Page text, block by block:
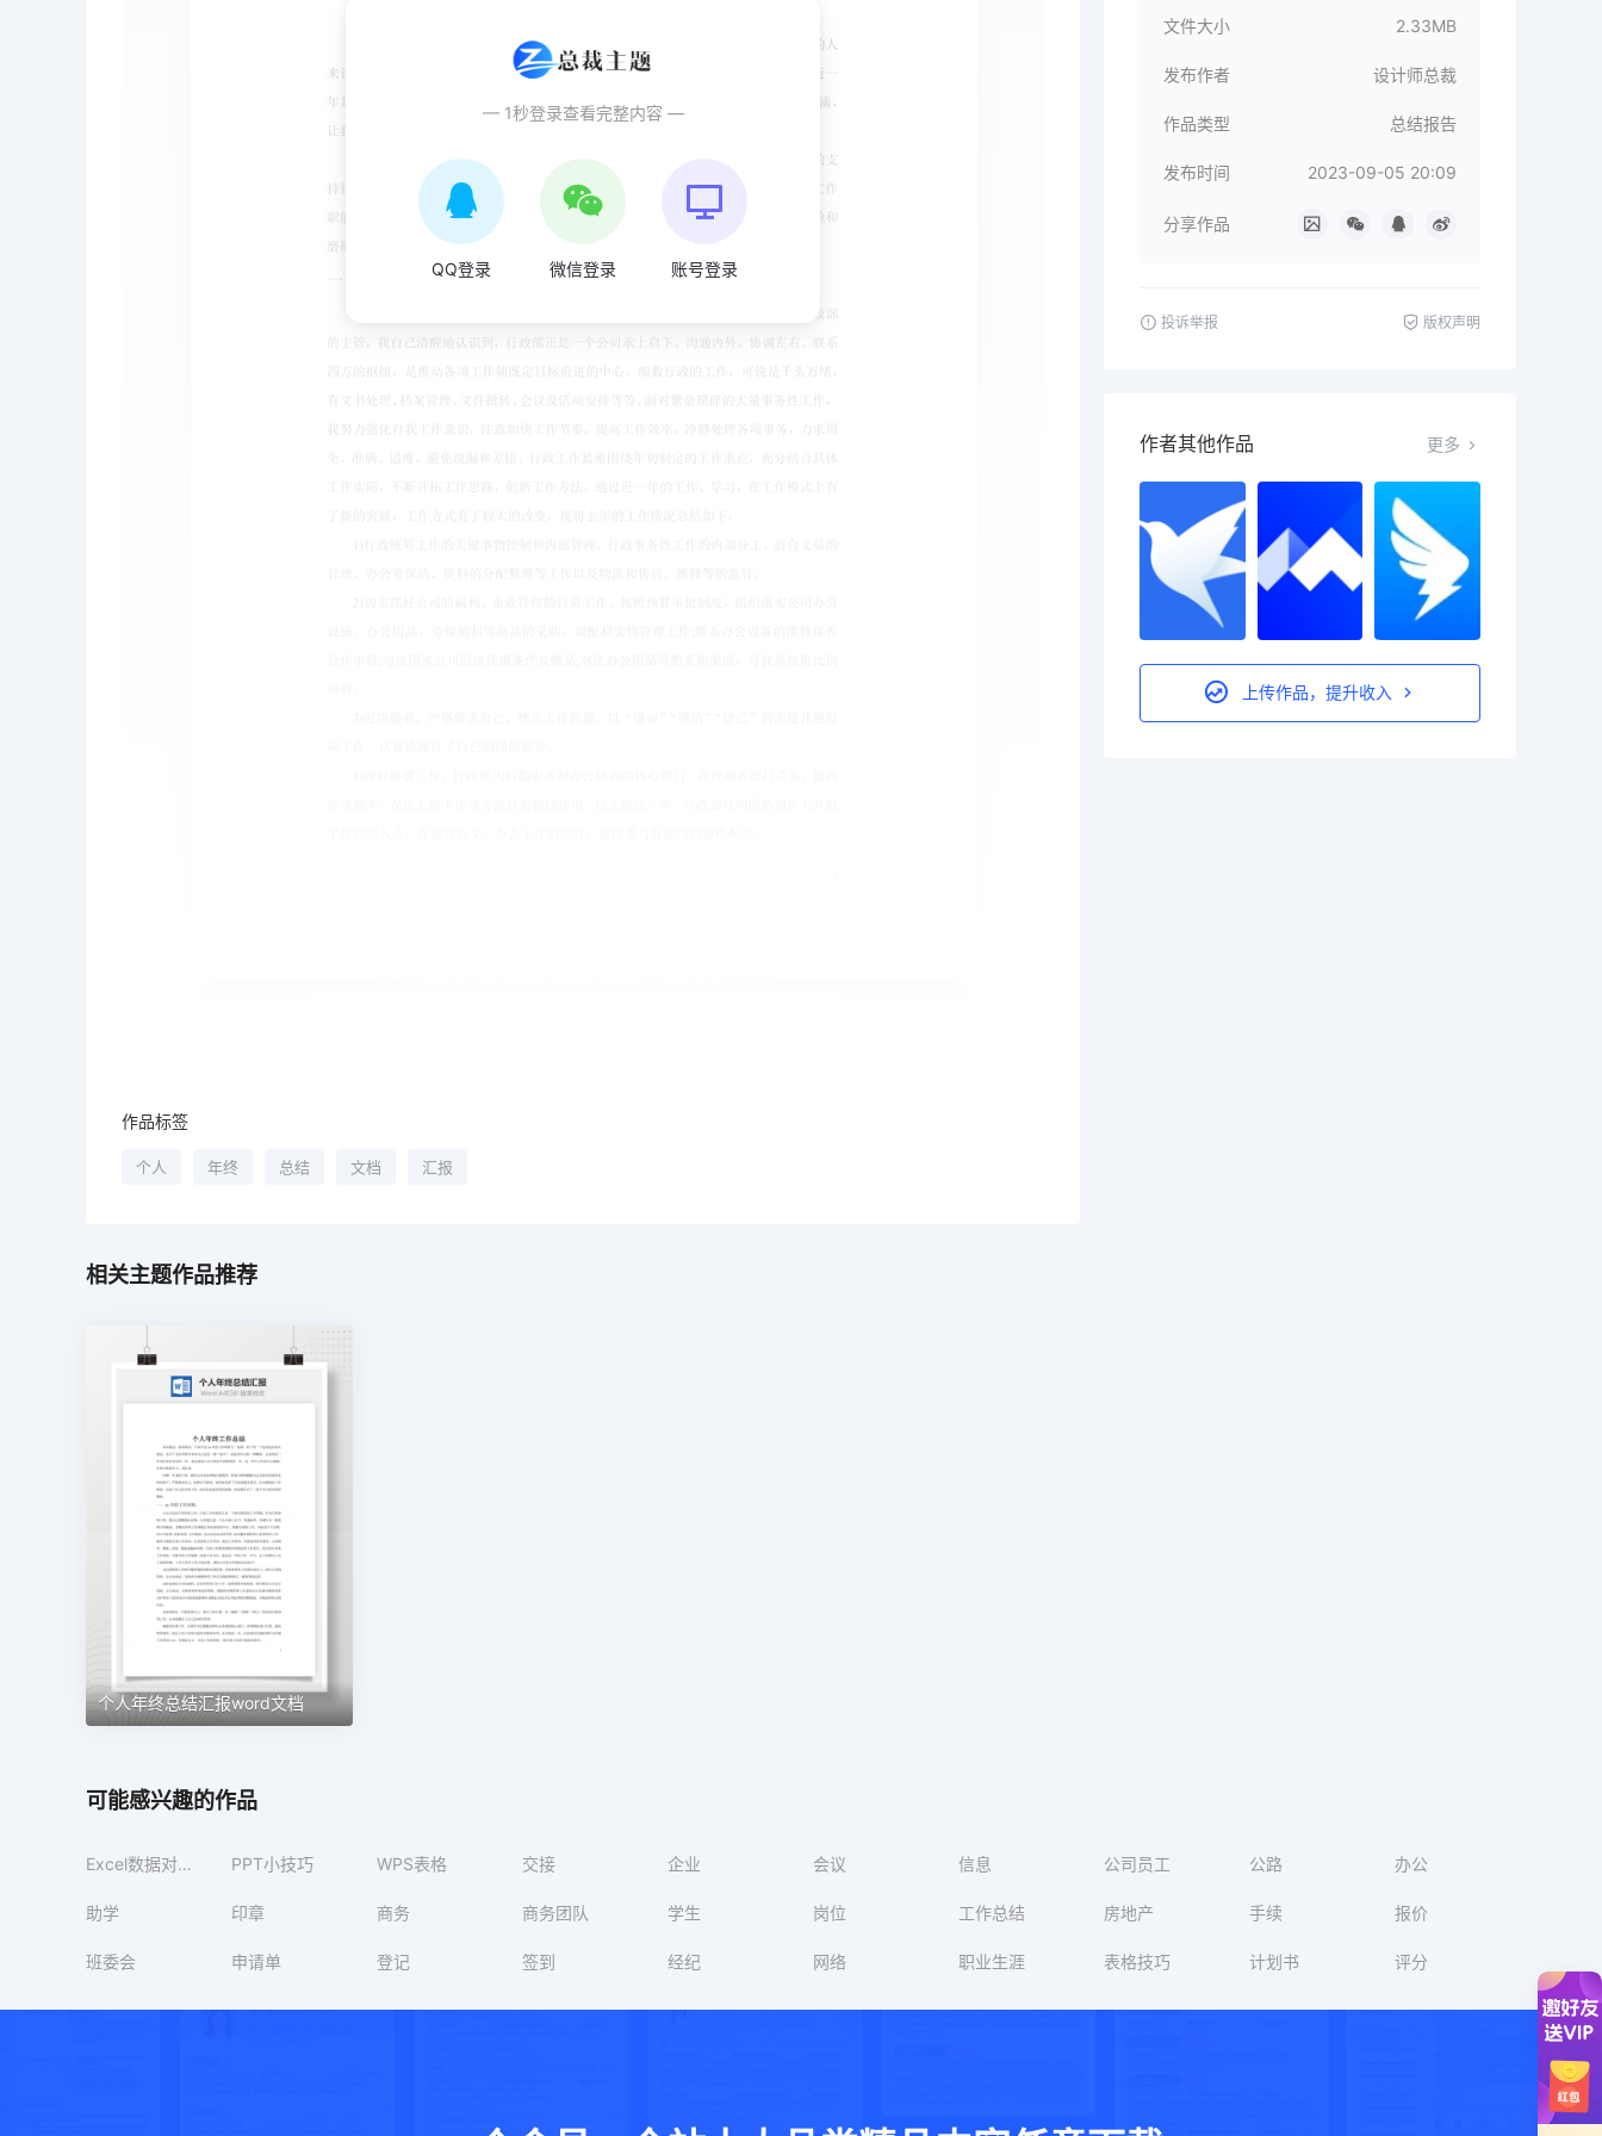
— 1秒登录查看完整内容 —
QQ登录 微信登录 账号登录
作品标签
个人 年终 总结 文档 汇报
文件大小 2.33MB
发布作者 设计师总裁
作品类型 总结报告
发布时间 2023-09-05 20:09
分享作品
投诉举报 版权声明
作者其他作品 更多
上传作品，提升收入
相关主题作品推荐
个人年终总结汇报word文档
可能感兴趣的作品
Excel数据对比技巧 PPT小技巧 WPS表格 交接 企业 会议 信息 公司员工 公路 办公
助学 印章 商务 商务团队 学生 岗位 工作总结 房地产 手续 报价
班委会 申请单 登记 签到 经纪 网络 职业生涯 表格技巧 计划书 评分